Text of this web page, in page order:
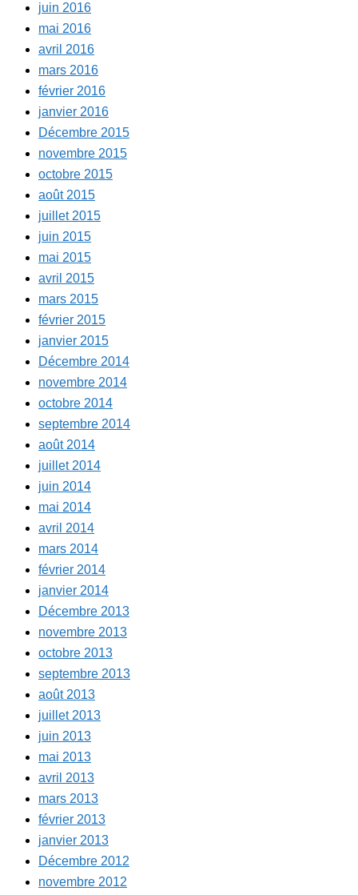
juin 2016
mai 2016
avril 2016
mars 2016
février 2016
janvier 2016
Décembre 2015
novembre 2015
octobre 2015
août 2015
juillet 2015
juin 2015
mai 2015
avril 2015
mars 2015
février 2015
janvier 2015
Décembre 2014
novembre 2014
octobre 2014
septembre 2014
août 2014
juillet 2014
juin 2014
mai 2014
avril 2014
mars 2014
février 2014
janvier 2014
Décembre 2013
novembre 2013
octobre 2013
septembre 2013
août 2013
juillet 2013
juin 2013
mai 2013
avril 2013
mars 2013
février 2013
janvier 2013
Décembre 2012
novembre 2012